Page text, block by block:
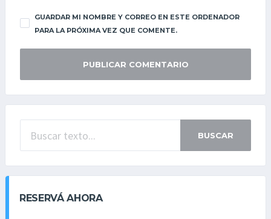
GUARDAR MI NOMBRE Y CORREO EN ESTE ORDENADOR
PARA LA PRÓXIMA VEZ QUE COMENTE.
BUSCAR
RESERVÁ AHORA